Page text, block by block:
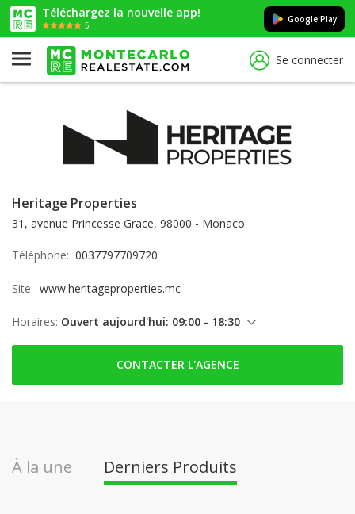
Téléchargez la nouvelle app!
5
Google Play
Se connecter
Heritage Properties
31, avenue Princesse Grace, 98000 - Monaco
Téléphone: 0037797709720
Site: www.heritageproperties.mc
Horaires: Ouvert aujourd'hui: 09:00 - 18:30
vendredi: 09:00 - 18:30
samedi: Fermé
mercredi: 09:00 - 18:30
jeudi: 09:00 - 18:30
CONTACTER L'AGENCE
À la une Derniers Produits